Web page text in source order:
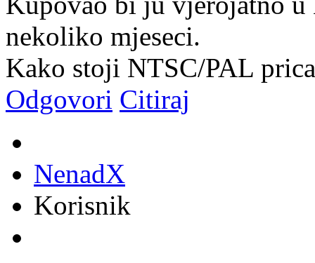
nekoliko mjeseci.
Kako stoji NTSC/PAL
Odgovori Citiraj
NenadX
Korisnik